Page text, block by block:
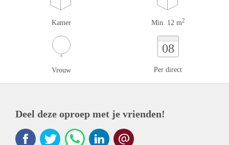
Kamer Min. 12 m2
Vrouw
08
Per direct
Deel deze oproep met je vrienden!